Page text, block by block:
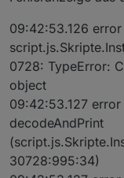
09:42:53.126
0728: TypeError:
object
09:42:53.127
decodeAndPrint
30728:995:34)